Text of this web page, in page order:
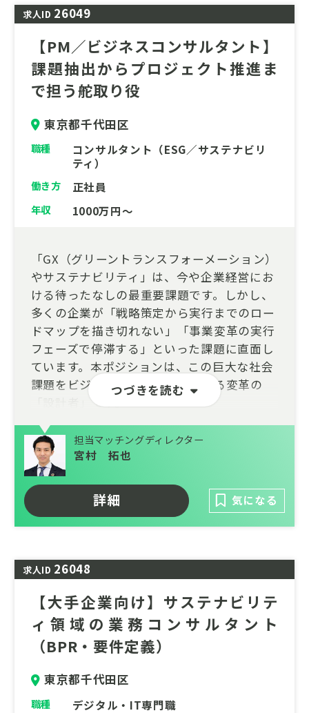
求人ID 26049
【PM／ビジネスコンサルタント】
課題抽出からプロジェクト推進ま
で担う舵取り役
東京都千代田区
職種
コンサルタント（ESG／サステナビリ
ティ）
働き方 正社員
年収 1000万円～
つづきを読む
「GX（グリーントランスフォーメーション）
やサステナビリティ」は、今や企業経営にお
ける待ったなしの最重要課題です。しかし、
多くの企業が「戦略策定から実行までのロー
ドマップを描き切れない」「事業変革の実行
フェーズで停滞する」といった課題に直面し
ています。本ポジションは、この巨大な社会
課題をビジネスの視点から解決する変革の
「設計者」です。
クライアントの本質的な課題を特定し、「何
を、どう変えるか」を自ら描き、その実行ま
でをドライブできる。戦略立案に留まらず、
変革の手応えをダイレクトに感じられる、極
めて裁量の大きな役割をお任せします。
コンサルタント未経験の方でも、実務を通じ
です。
担当マッチングディレクター
宮村 拓也
詳細 気になる
求人ID 26048
【大手企業向け】サステナビリテ
ィ領域の業務コンサルタント
（BPR・要件定義）
東京都千代田区
職種 デジタル・IT専門職